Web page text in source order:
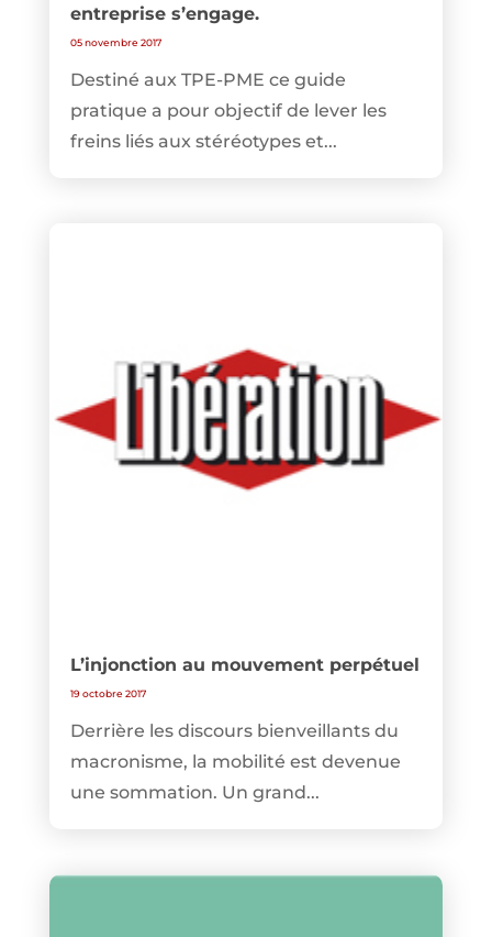
entreprise s’engage.
05 novembre 2017
Destiné aux TPE-PME ce guide
pratique a pour objectif de lever les
freins liés aux stéréotypes et...
L’injonction au mouvement perpétuel
19 octobre 2017
Derrière les discours bienveillants du
macronisme, la mobilité est devenue
une sommation. Un grand...